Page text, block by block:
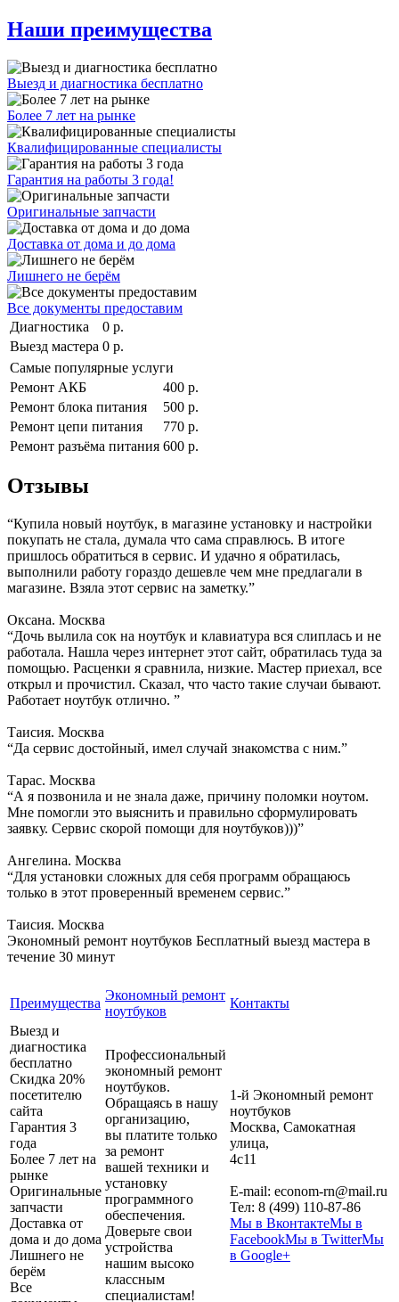
Наши преимущества
Выезд и диагностика бесплатно
Более 7 лет на рынке
Квалифицированные специалисты
Гарантия на работы 3 года!
Оригинальные запчасти
Доставка от дома и до дома
Лишнего не берём
Все документы предоставим
Диагностика
0 р.
Выезд мастера 0 р.
Самые популярные услуги
Ремонт АКБ
400 р.
Ремонт блока питания
500 р.
Ремонт цепи питания
770 р.
Ремонт разъёма питания 600 р.
Отзывы
“Купила новый ноутбук, в магазине установку и настройки
покупать не стала, думала что сама справлюсь. В итоге
пришлось обратиться в сервис. И удачно я обратилась,
выполнили работу гораздо дешевле чем мне предлагали в
магазине. Взяла этот сервис на заметку.”
Оксана. Москва
“Дочь вылила сок на ноутбук и клавиатура вся слиплась и не
работала. Нашла через интернет этот сайт, обратилась туда за
помощью. Расценки я сравнила, низкие. Мастер приехал, все
открыл и прочистил. Сказал, что часто такие случаи бывают.
Работает ноутбук отлично. ”
Таисия. Москва
“Да сервис достойный, имел случай знакомства с ним.”
Тарас. Москва
“А я позвонила и не знала даже, причину поломки ноутом.
Мне помогли это выяснить и правильно сформулировать
заявку. Сервис скорой помощи для ноутбуков)))”
Ангелина. Москва
“Для установки сложных для себя программ обращаюсь
только в этот проверенный временем сервис.”
Таисия. Москва
Экономный ремонт ноутбуков Бесплатный выезд мастера в
течение 30 минут
Преимущества
Экономный ремонт
ноутбуков
Контакты
Выезд и
диагностика
бесплатно
Скидка 20%
посетителю
сайта
Гарантия 3
года
Более 7 лет на
рынке
Оригинальные
запчасти
Доставка от
дома и до дома
Лишнего не
берём
Все
Профессиональный
экономный ремонт
ноутбуков.
Обращаясь в нашу
организацию,
вы платите только
за ремонт
вашей техники и
установку
программного
обеспечения.
Доверьте свои
устройства
нашим высоко
классным
специалистам!
1-й Экономный ремонт
ноутбуков
Москва, Самокатная
улица,
4с11
E-mail: econom-rn@mail.ru
Тел: 8 (499) 110-87-86
Мы в ВконтактеМы в
FacebookМы в TwitterМы
в Google+